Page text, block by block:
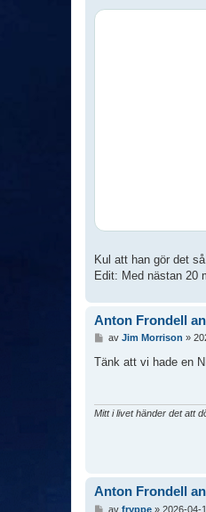
Kul att han gör det
Edit: Med nästan 20
Anton Frondell
l
av Jim Morrison »
Tänk att vi hade en
Mitt i livet händer det att
Anton Frondell
av fryppe» 2026-04-